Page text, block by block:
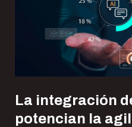
La integración
potencian la